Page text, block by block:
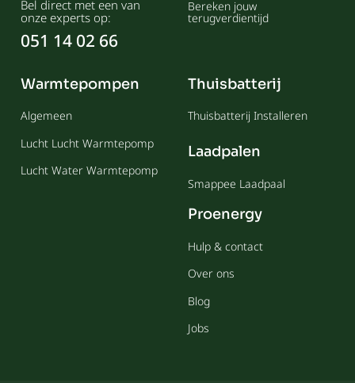
Bel direct met een van
onze experts op:
051 14 02 66
Bereken jouw
terugverdientijd
Warmtepompen
Algemeen
Lucht Lucht Warmtepomp
Lucht Water Warmtepomp
Thuisbatterij
Thuisbatterij Installeren
Laadpalen
Smappee Laadpaal
Proenergy
Hulp & contact
Over ons
Blog
Jobs